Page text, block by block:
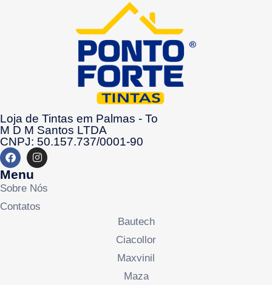
Loja de Tintas em Palmas - To
M D M Santos LTDA
CNPJ: 50.157.737/0001-90
Menu
Sobre Nós
Contatos
Bautech
Ciacollor
Maxvinil
Maza